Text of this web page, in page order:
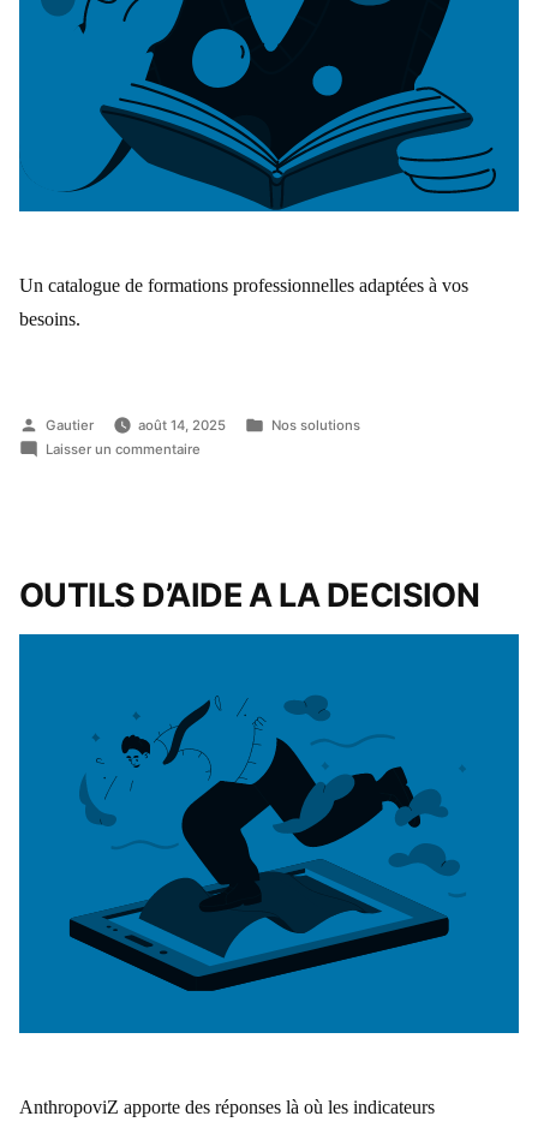
Un catalogue de formations professionnelles adaptées à vos
besoins.
Gautier août 14, 2025
Nos solutions
Laisser un commentaire
OUTILS D’AIDE A LA DECISION
AnthropoviZ apporte des réponses là où les indicateurs